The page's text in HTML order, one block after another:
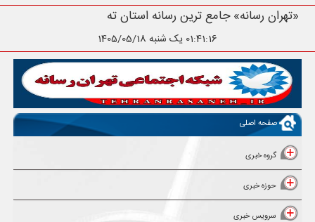
«تهران رسانه» جامع ترین رسانه استان تهران
01:41:17 یک شنبه 1405/05/18
صفحه اصلی
گروه خبری
حوزه خبری
سرویس خبری